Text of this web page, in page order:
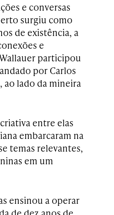
e conversas
surgiu como
de existência, a
e
participou
por Carlos
lado da mineira
entre elas
embarcaram na
temas relevantes,
em um
ensinou a operar